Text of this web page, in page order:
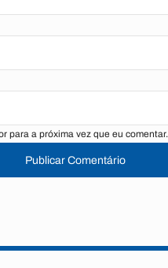
para a próxima vez que eu comentar.
Publicar Comentário